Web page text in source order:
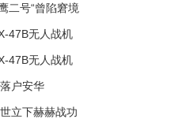
二号“曾陷窘境
47B无人战机
47B无人战机
户安华
立下赫赫战功